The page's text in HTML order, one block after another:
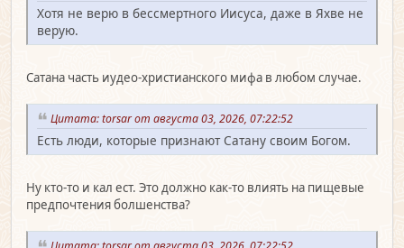
Хотя не верю в бессмертного Иисуса, даже в Яхве не
верую.
Сатана часть иудео-христианского мифа в любом случае.
Цитата: torsar от августа 03, 2026, 07:22:52
Есть люди, которые признают Сатану своим Богом.
Ну кто-то и кал ест. Это должно как-то влиять на пищевые
предпочтения болшенства?